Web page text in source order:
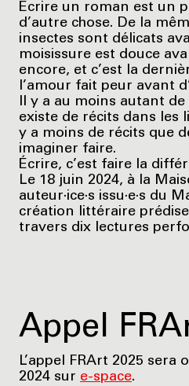
Écrire un roman est un
d’autre chose. De la
insectes sont délicats
moisissure est douce
encore, et c’est la
l’amour fait peur avant
Il y a au moins autant de
existe de récits dans les
y a moins de récits que
imaginer faire.
Écrire, c’est faire la
Le 18 juin 2024, à la
auteur·ice·s issu·e·s du
création littéraire
travers dix lectures
Appel
L’appel FRArt 2025
2024 sur e-space.